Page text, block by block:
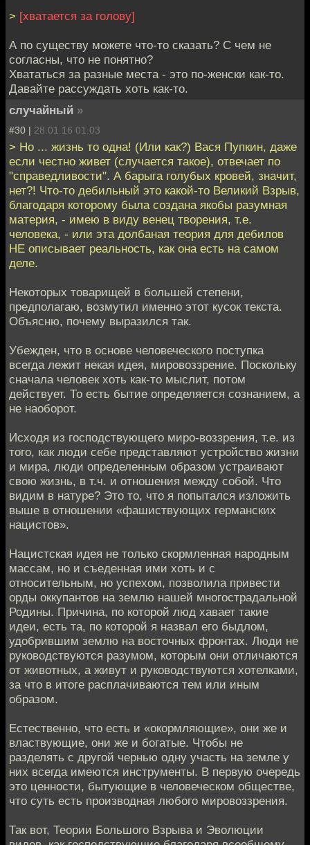
> [хватается за голову]
А по существу можете что-то сказать? С чем не
согласны, что не понятно?
Хвататься за разные места - это по-женски как-то.
Давайте рассуждать хоть как-то.
случайный »
#30 | 28.01.16 01:03
> Но ... жизнь то одна! (Или как?) Вася Пупкин, даже
если честно живет (случается такое), отвечает по
"справедливости". А барыга голубых кровей, значит,
нет?! Что-то дебильный это какой-то Великий Взрыв,
благодаря которому была создана якобы разумная
материя, - имею в виду венец творения, т.е.
человека, - или эта долбаная теория для дебилов
НЕ описывает реальность, как она есть на самом
деле.
Некоторых товарищей в большей степени,
предполагаю, возмутил именно этот кусок текста.
Объясню, почему выразился так.
Убежден, что в основе человеческого поступка
всегда лежит некая идея, мировоззрение. Поскольку
сначала человек хоть как-то мыслит, потом
действует. То есть бытие определяется сознанием, а
не наоборот.
Исходя из господствующего миро-воззрения, т.е. из
того, как люди себе представляют устройство жизни
и мира, люди определенным образом устраивают
свою жизнь, в т.ч. и отношения между собой. Что
видим в натуре? Это то, что я попытался изложить
выше в отношении «фашиствующих германских
нацистов».
Нацистская идея не только скормленная народным
массам, но и съеденная ими хоть и с
относительным, но успехом, позволила привести
орды оккупантов на землю нашей многострадальной
Родины. Причина, по которой люд хавает такие
идеи, есть та, по которой я назвал его быдлом,
удобрившим землю на восточных фронтах. Люди не
руководствуются разумом, которым они отличаются
от животных, а живут и руководствуются хотелками,
за что в итоге расплачиваются тем или иным
образом.
Естественно, что есть и «окормляющие», они же и
властвующие, они же и богатые. Чтобы не
разделять с другой чернью одну участь на земле у
них всегда имеются инструменты. В первую очередь
это ценности, бытующие в человеческом обществе,
что суть есть производная любого мировоззрения.
Так вот, Теории Большого Взрыва и Эволюции